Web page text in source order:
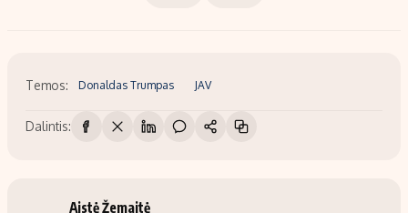
Temos: Donaldas Trumpas JAV
Dalintis:
Aistė Žemaitė